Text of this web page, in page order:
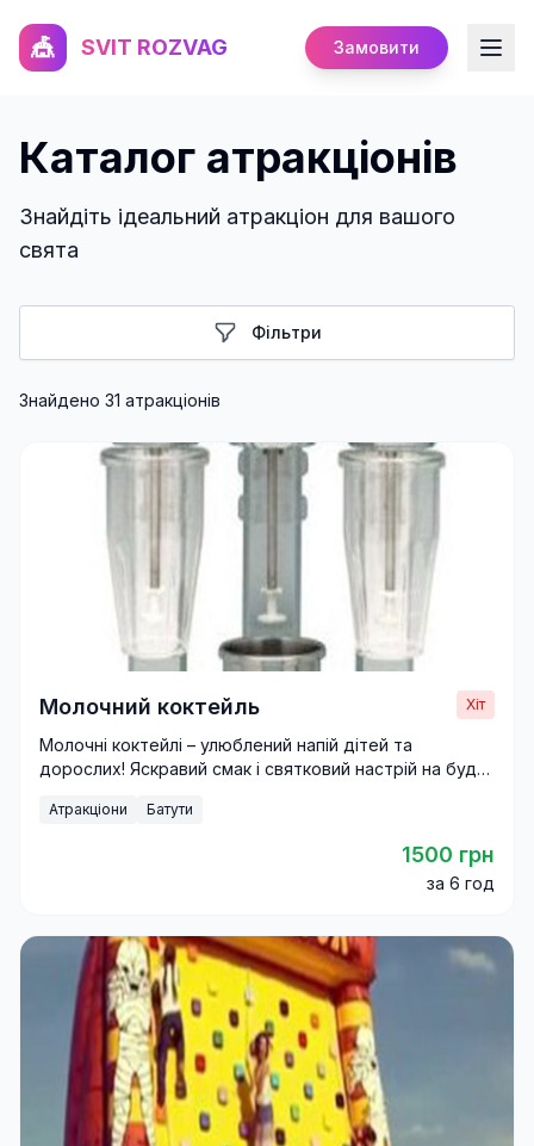
🎪 SVIT ROZVAG Замовити
Каталог атракціонів
Знайдіть ідеальний атракціон для вашого
свята
Фільтри
Знайдено 31 атракціонів
Молочний коктейль Хіт
Молочні коктейлі – улюблений напій дітей та
дорослих! Яскравий смак і святковий настрій на будь-
Атракціони Батути
1500 грн
за 6 год